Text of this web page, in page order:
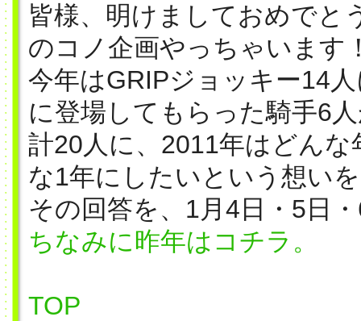
皆様、明けましておめでと
のコノ企画やっちゃいます
今年はGRIPジョッキー14
に登場してもらった騎手6
計20人に、2011年はどん
な1年にしたいという想い
その回答を、1月4日・5日
ちなみに昨年はコチラ。
TOP